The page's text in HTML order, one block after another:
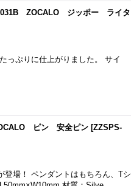
ZOCALO ジッポー ライタ
っぷりに仕上がりました。 サイ
ピン 安全ピン [ZZSPS-
登場！ ペンダントはもちろん、Tシ